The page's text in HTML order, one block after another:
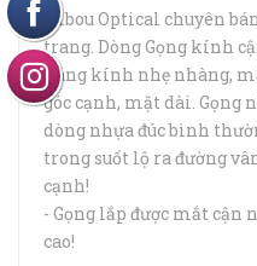
Hibou Optical chuyên
trang. Dòng Gọng kính
Dáng kính nhẹ nhàng,
góc cạnh, mặt dài. Gọng
dòng nhựa đúc bình
trong suốt lộ ra đường
cạnh!
- Gọng lắp được mắt cận
cao!